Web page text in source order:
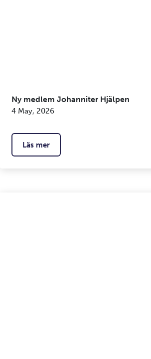
Ny medlem Johanniter Hjälpen
4 May, 2026
Läs mer